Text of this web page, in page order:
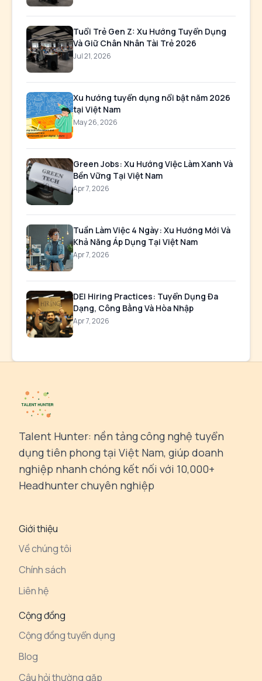
Tuổi Trẻ Gen Z: Xu Hướng Tuyển Dụng
Và Giữ Chân Nhân Tài Trẻ 2026
Jul 21, 2026
Xu hướng tuyển dụng nổi bật năm 2026
tại Việt Nam
May 26, 2026
Green Jobs: Xu Hướng Việc Làm Xanh Và
Bền Vững Tại Việt Nam
Apr 7, 2026
Tuần Làm Việc 4 Ngày: Xu Hướng Mới Và
Khả Năng Áp Dụng Tại Việt Nam
Apr 7, 2026
DEI Hiring Practices: Tuyển Dụng Đa
Dạng, Công Bằng Và Hòa Nhập
Apr 7, 2026
Talent Hunter: nền tảng công nghệ tuyển
dụng tiên phong tại Việt Nam, giúp doanh
nghiệp nhanh chóng kết nối với 10,000+
Headhunter chuyên nghiệp
Giới thiệu
Về chúng tôi
Chính sách
Liên hệ
Cộng đồng
Cộng đồng tuyển dụng
Blog
Câu hỏi thường gặp